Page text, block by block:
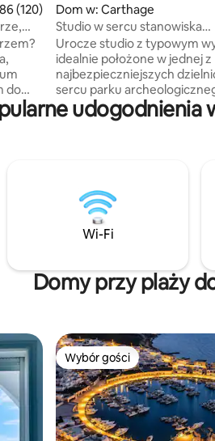
ocena: 4,86 na 5, liczba recenzji:
(120)
do
Dom w: Carthage
Studio w sercu stanowiska
archeologicznego Kartagina
Urocze studio z typowym
idealnie położone w jednej z
najbezpieczniejszych
sercu parku
Posiada niezależne wejście,
salonu, małego aneksu
kolejowa... Plaża 100 m,
m, teatr rzymski 200 m, w
muzeów i zabytków, 1,5 km
udogodnienia
Wi-Fi
Domy przy plaży
Wybór gości
Wybór gości